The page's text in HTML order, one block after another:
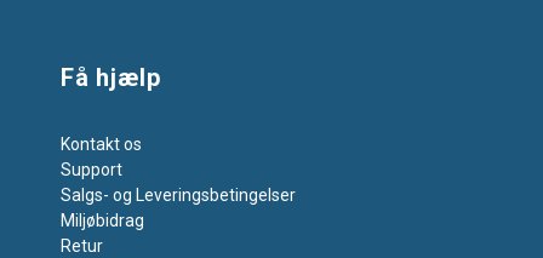
Få hjælp
Kontakt os
Support
Salgs- og Leveringsbetingelser
Miljøbidrag
Retur